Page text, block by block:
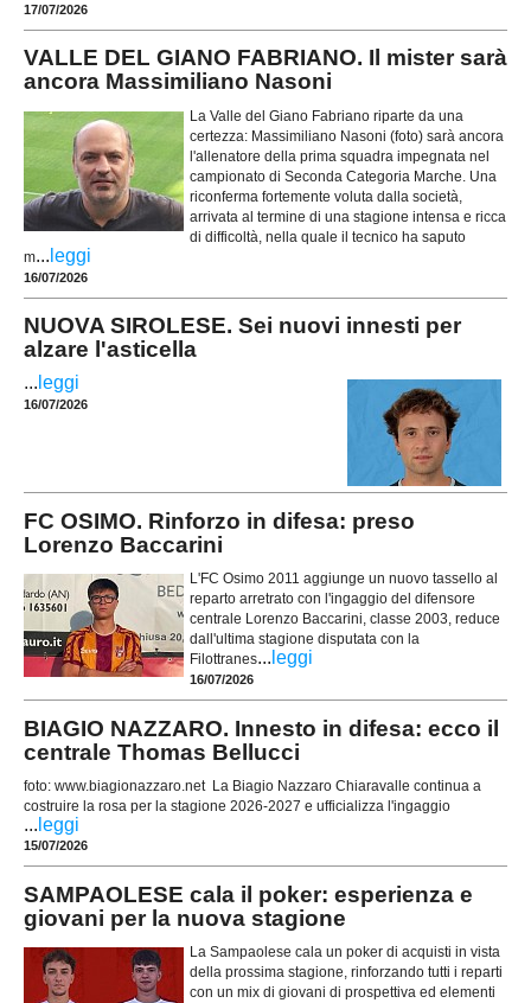
17/07/2026
VALLE DEL GIANO FABRIANO. Il mister sarà
ancora Massimiliano Nasoni
La Valle del Giano Fabriano riparte da una
certezza: Massimiliano Nasoni (foto) sarà ancora
l'allenatore della prima squadra impegnata nel
campionato di Seconda Categoria Marche. Una
riconferma fortemente voluta dalla società,
arrivata al termine di una stagione intensa e ricca
di difficoltà, nella quale il tecnico ha saputo
m... leggi
16/07/2026
NUOVA SIROLESE. Sei nuovi innesti per
alzare l'asticella
... leggi
16/07/2026
FC OSIMO. Rinforzo in difesa: preso
Lorenzo Baccarini
L'FC Osimo 2011 aggiunge un nuovo tassello al
reparto arretrato con l'ingaggio del difensore
centrale Lorenzo Baccarini, classe 2003, reduce
dall'ultima stagione disputata con la
Filottranes... leggi
16/07/2026
BIAGIO NAZZARO. Innesto in difesa: ecco il
centrale Thomas Bellucci
foto: www.biagionazzaro.net La Biagio Nazzaro Chiaravalle continua a
costruire la rosa per la stagione 2026-2027 e ufficializza l'ingaggio
... leggi
15/07/2026
SAMPAOLESE cala il poker: esperienza e
giovani per la nuova stagione
La Sampaolese cala un poker di acquisti in vista
della prossima stagione, rinforzando tutti i reparti
con un mix di giovani di prospettiva ed elementi